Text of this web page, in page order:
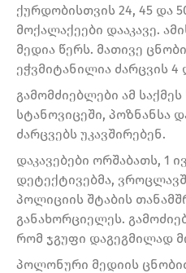
ქურდობისთვის 24, 45 და
მოქალაქეები დააკავე.
მედია წერს. მათივე
ეჭვმიტანილია ძარცვის 4
გამომძიებლები ამ
სტანოვიცეში, პოზნანსა
ძარცვებს უკავშირებენ.
დაკავებები ორშაბათს, 1
დეტექტივებმა,
პოლიციის შტაბის
განახორციელეს.
რომ ჯგუფი დაგეგმილად
პოლონური მედიის